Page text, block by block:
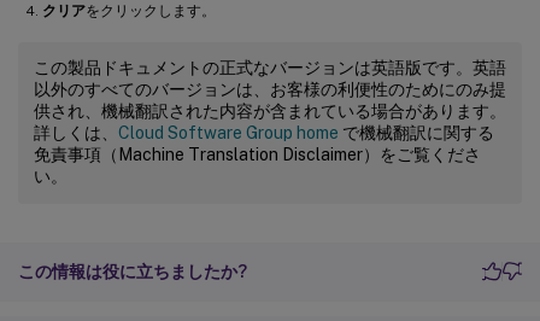
クリアをクリックします。
この製品ドキュメントの正式なバージョンは英語版です。英語
以外のすべてのバージョンは、お客様の利便性のためにのみ提
供され、機械翻訳された内容が含まれている場合があります。
詳しくは、 Cloud Software Group home で機械翻訳に関する
免責事項（Machine Translation Disclaimer）をご覧くださ
い。
この情報は役に立ちましたか?